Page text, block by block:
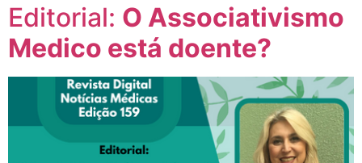
Editorial: O Associativismo
Medico está doente?